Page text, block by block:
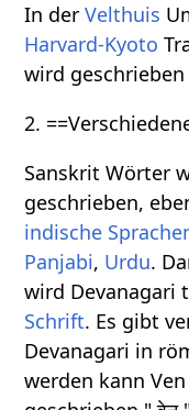
In derVelthuis
Harvard-Kyoto
wird geschrieben
2.
Sanskrit Wörter
geschrieben,
indische
Panjabi, Urdu.
wird Devanagari
Schrift. Es gibt
Devanagari in
werden kann